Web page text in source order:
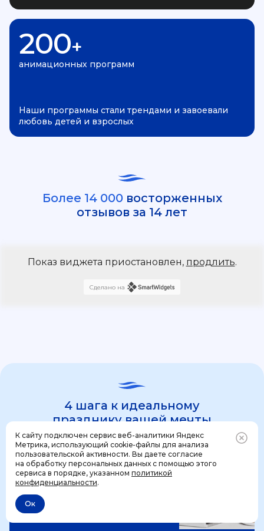
Позвонить+7 (499) 444-31-53
К сайту подключен сервис веб-аналитики Яндекс
Метрика, использующий cookie-файлы для анализа
пользовательской активности. Вы даете согласие
на обработку персональных данных с помощью этого
сервиса в порядке, указанном политикой
конфиденциальности.
Ок
200+
анимационных программ
Наши программы стали трендами и завоевали
любовь детей и взрослых
Более 14 000восторженных
отзывов за 14 лет
Показ виджета приостановлен, продлить.
Сделано на
4 шага к идеальному
празднику вашей мечты
1 шаг